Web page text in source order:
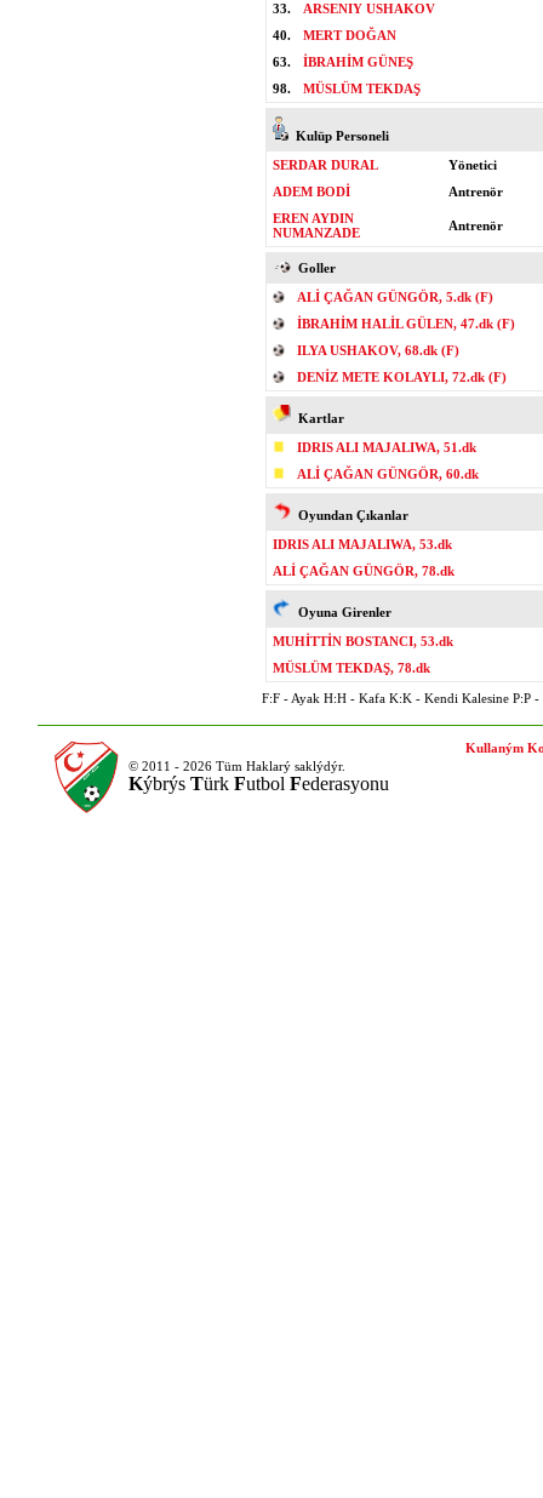
33.
ARSENIY USHAKOV
40.
MERT DOĞAN
63.
İBRAHİM GÜNEŞ
98.
MÜSLÜM TEKDAŞ
Kulüp Personeli
SERDAR DURAL
Yönetici
ADEM BODİ
Antrenör
EREN AYDIN
NUMANZADE
Antrenör
Goller
ALİ ÇAĞAN GÜNGÖR, 5.dk (F)
İBRAHİM HALİL GÜLEN, 47.dk (F)
ILYA USHAKOV, 68.dk (F)
DENİZ METE KOLAYLI, 72.dk (F)
Kartlar
IDRIS ALI MAJALIWA, 51.dk
ALİ ÇAĞAN GÜNGÖR, 60.dk
Oyundan Çıkanlar
IDRIS ALI MAJALIWA, 53.dk
ALİ ÇAĞAN GÜNGÖR, 78.dk
Oyuna Girenler
MUHİTTİN BOSTANCI, 53.dk
MÜSLÜM TEKDAŞ, 78.dk
F:F - Ayak H:H - Kafa K:K - Kendi Kalesine P:P -
© 2011 - 2026 Tüm Haklarý saklýdýr.
Kýbrýs Türk Futbol Federasyonu
Kullaným